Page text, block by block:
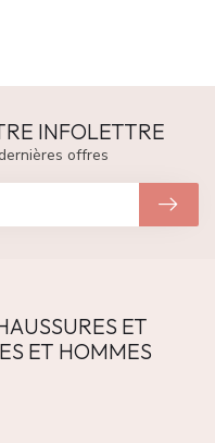
INFOLETTRE
offres
ET
ET HOMMES